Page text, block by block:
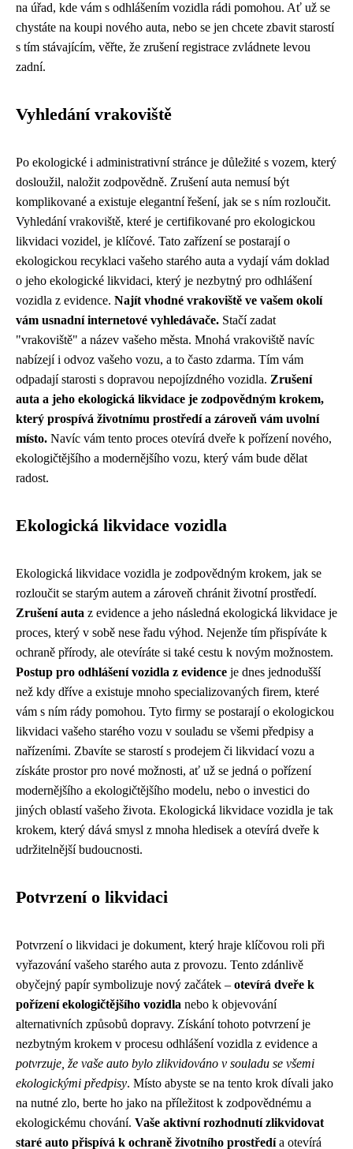
na úřad, kde vám s odhlášením vozidla rádi pomohou. Ať už se
chystáte na koupi nového auta, nebo se jen chcete zbavit starostí
s tím stávajícím, věřte, že zrušení registrace zvládnete levou
zadní.
Vyhledání vrakoviště
Po ekologické i administrativní stránce je důležité s vozem, který
dosloužil, naložit zodpovědně. Zrušení auta nemusí být
komplikované a existuje elegantní řešení, jak se s ním rozloučit.
Vyhledání vrakoviště, které je certifikované pro ekologickou
likvidaci vozidel, je klíčové. Tato zařízení se postarají o
ekologickou recyklaci vašeho starého auta a vydají vám doklad
o jeho ekologické likvidaci, který je nezbytný pro odhlášení
vozidla z evidence. Najít vhodné vrakoviště ve vašem okolí
vám usnadní internetové vyhledávače. Stačí zadat
"vrakoviště" a název vašeho města. Mnohá vrakoviště navíc
nabízejí i odvoz vašeho vozu, a to často zdarma. Tím vám
odpadají starosti s dopravou nepojízdného vozidla. Zrušení
auta a jeho ekologická likvidace je zodpovědným krokem,
který prospívá životnímu prostředí a zároveň vám uvolní
místo. Navíc vám tento proces otevírá dveře k pořízení nového,
ekologičtějšího a modernějšího vozu, který vám bude dělat
radost.
Ekologická likvidace vozidla
Ekologická likvidace vozidla je zodpovědným krokem, jak se
rozloučit se starým autem a zároveň chránit životní prostředí.
Zrušení auta z evidence a jeho následná ekologická likvidace je
proces, který v sobě nese řadu výhod. Nejenže tím přispíváte k
ochraně přírody, ale otevíráte si také cestu k novým možnostem.
Postup pro odhlášení vozidla z evidence je dnes jednodušší
než kdy dříve a existuje mnoho specializovaných firem, které
vám s ním rády pomohou. Tyto firmy se postarají o ekologickou
likvidaci vašeho starého vozu v souladu se všemi předpisy a
nařízeními. Zbavíte se starostí s prodejem či likvidací vozu a
získáte prostor pro nové možnosti, ať už se jedná o pořízení
modernějšího a ekologičtějšího modelu, nebo o investici do
jiných oblastí vašeho života. Ekologická likvidace vozidla je tak
krokem, který dává smysl z mnoha hledisek a otevírá dveře k
udržitelnější budoucnosti.
Potvrzení o likvidaci
Potvrzení o likvidaci je dokument, který hraje klíčovou roli při
vyřazování vašeho starého auta z provozu. Tento zdánlivě
obyčejný papír symbolizuje nový začátek – otevírá dveře k
pořízení ekologičtějšího vozidla nebo k objevování
alternativních způsobů dopravy. Získání tohoto potvrzení je
nezbytným krokem v procesu odhlášení vozidla z evidence a
potvrzuje, že vaše auto bylo zlikvidováno v souladu se všemi
ekologickými předpisy. Místo abyste se na tento krok dívali jako
na nutné zlo, berte ho jako na příležitost k zodpovědnému a
ekologickému chování. Vaše aktivní rozhodnutí zlikvidovat
staré auto přispívá k ochraně životního prostředía otevírá